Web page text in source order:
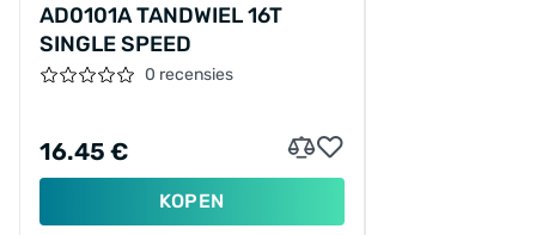
AD0101A TANDWIEL 16T
SINGLE SPEED
0 recensies
16.45 €
KOPEN